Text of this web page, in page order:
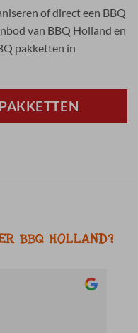
of direct een BBQ
van BBQ Holland en
pakketten in
BBQ HOLLAND?